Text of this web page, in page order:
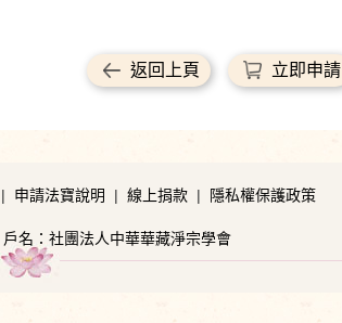
返回上頁 立即申請
| 申請法寶說明 | 線上捐款 | 隱私權保護政策
戶名：社團法人中華華藏淨宗學會